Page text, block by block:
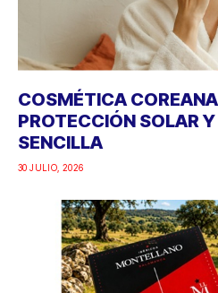
COSMÉTICA
PROTECCIÓN SOLAR
SENCILLA
30 JULIO, 2026